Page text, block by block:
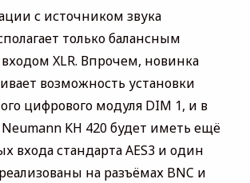
с источником звука
только балансным
XLR. Впрочем, новинка
возможность установки
цифрового модуля DIM 1, и в
KH 420 будет иметь ещё
входа стандарта AES3 и один
на разъёмах BNC и